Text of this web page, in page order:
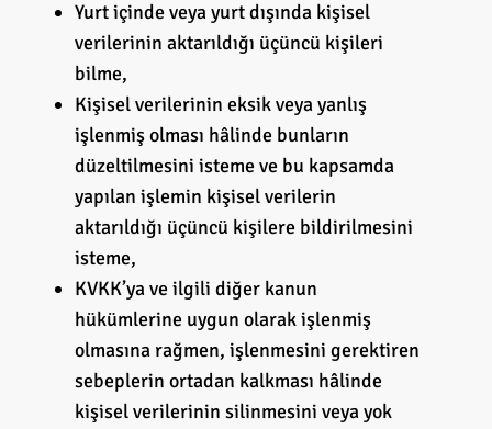
Yurt içinde veya yurt dışında kişisel
verilerinin aktarıldığı üçüncü kişileri
bilme,
Kişisel verilerinin eksik veya yanlış
işlenmiş olması hâlinde bunların
düzeltilmesini isteme ve bu kapsamda
yapılan işlemin kişisel verilerin
aktarıldığı üçüncü kişilere bildirilmesini
isteme,
KVKK’ya ve ilgili diğer kanun
hükümlerine uygun olarak işlenmiş
olmasına rağmen, işlenmesini gerektiren
sebeplerin ortadan kalkması hâlinde
kişisel verilerinin silinmesini veya yok